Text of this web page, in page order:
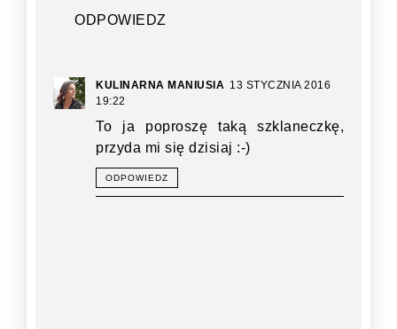
ODPOWIEDZ
KULINARNA MANIUSIA 13 STYCZNIA 2016
19:22
To ja poproszę taką szklaneczkę,
przyda mi się dzisiaj :-)
ODPOWIEDZ